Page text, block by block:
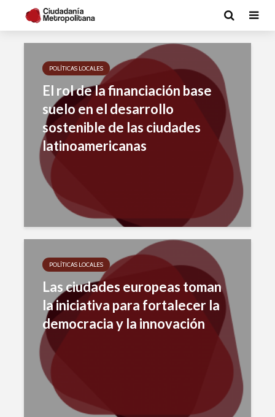
POLÍTICAS LOCALES
El rol de la financiación base
suelo en el desarrollo
sostenible de las ciudades
latinoamericanas
POLÍTICAS LOCALES
Las ciudades europeas toman
la iniciativa para fortalecer la
democracia y la innovación